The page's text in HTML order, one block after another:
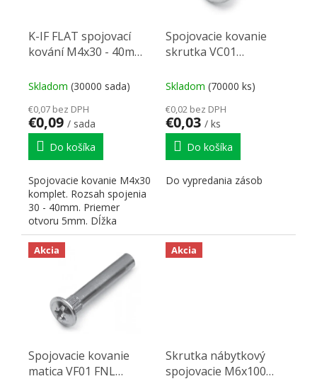
K-IF FLAT spojovací
kování M4x30 - 40mm
Skladom (30000 sada)
€0,07 bez DPH
€0,09 / sada
Do košíka
Spojovacie kovanie M4x30
komplet. Rozsah spojenia
30 - 40mm. Priemer
otvoru 5mm. Dĺžka
skrutky L = 17 mm. Dĺžka
matky...
Spojovacie kovanie
skrutka VC01
Skladom (70000 ks)
€0,02 bez DPH
€0,03 / ks
Do košíka
Do vypredania zásob
Akcia
Spojovacie kovanie
matica VF01 FNL
Akcia
Skrutka nábytkový
spojovacie M6x100